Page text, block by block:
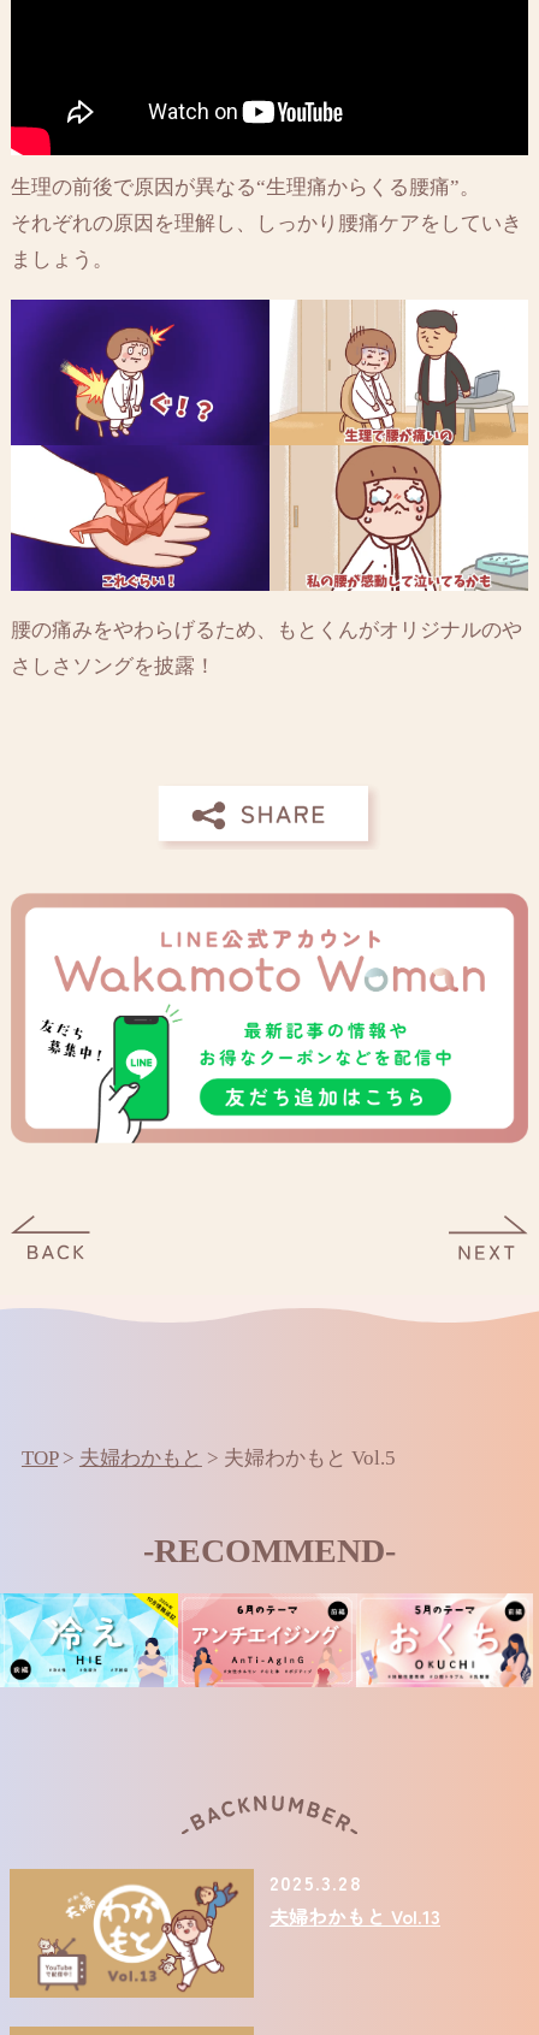
生理の前後で原因が異なる“生理痛からくる腰痛”。
それぞれの原因を理解し、しっかり腰痛ケアをしていき
ましょう。
腰の痛みをやわらげるため、もとくんがオリジナルのや
さしさソングを披露！
TOP> 夫婦わかもと > 夫婦わかもと Vol.5
-RECOMMEND-
2025.3.28
夫婦わかもと Vol.13